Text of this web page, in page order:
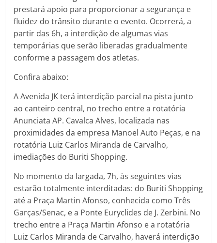
prestará apoio para proporcionar a segurança e
fluidez do trânsito durante o evento. Ocorrerá, a
partir das 6h, a interdição de algumas vias
temporárias que serão liberadas gradualmente
conforme a passagem dos atletas.
Confira abaixo:
A Avenida JK terá interdição parcial na pista junto
ao canteiro central, no trecho entre a rotatória
Anunciata AP. Cavalca Alves, localizada nas
proximidades da empresa Manoel Auto Peças, e na
rotatória Luiz Carlos Miranda de Carvalho,
imediações do Buriti Shopping.
No momento da largada, 7h, às seguintes vias
estarão totalmente interditadas: do Buriti Shopping
até a Praça Martin Afonso, conhecida como Três
Garças/Senac, e a Ponte Euryclides de J. Zerbini. No
trecho entre a Praça Martin Afonso e a rotatória
Luiz Carlos Miranda de Carvalho, haverá interdição